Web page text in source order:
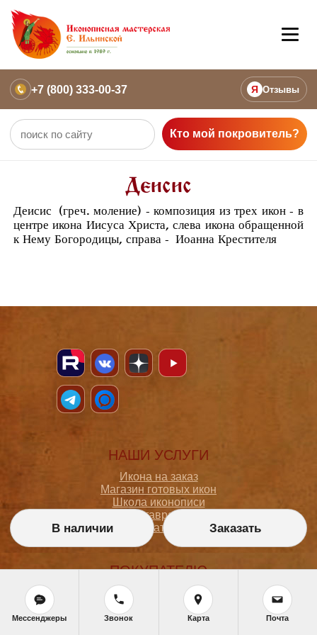
+7 (800) 333-00-37 Я Отзывы
Кто мой покровитель?
Деисис
Деисис (греч. моление) - композиция из трех икон - в
центре икона Иисуса Христа, слева икона обращенной
к Нему Богородицы, справа - Иоанна Крестителя
НАШИ УСЛУГИ
Икона на заказ
Магазин готовых икон
Школа иконописи
Реставрация
Статьи
ПОКУПАТЕЛЮ
О мастерской
Как сделать заказ
Доставка и оплата
В наличии Заказать
Мессенджеры Звонок Карта Почта